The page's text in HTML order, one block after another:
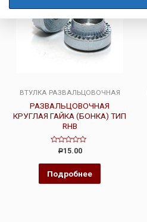
ВТУЛКА РАЗВАЛЬЦОВОЧНАЯ
РАЗВАЛЬЦОВОЧНАЯ
КРУГЛАЯ ГАЙКА (БОНКА) ТИП
RHB
Оценка
из
Р15.00
Подробнее